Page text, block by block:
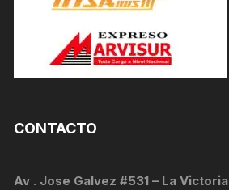
CONTACTO
Av . Jose Galvez #531 – La Victoria